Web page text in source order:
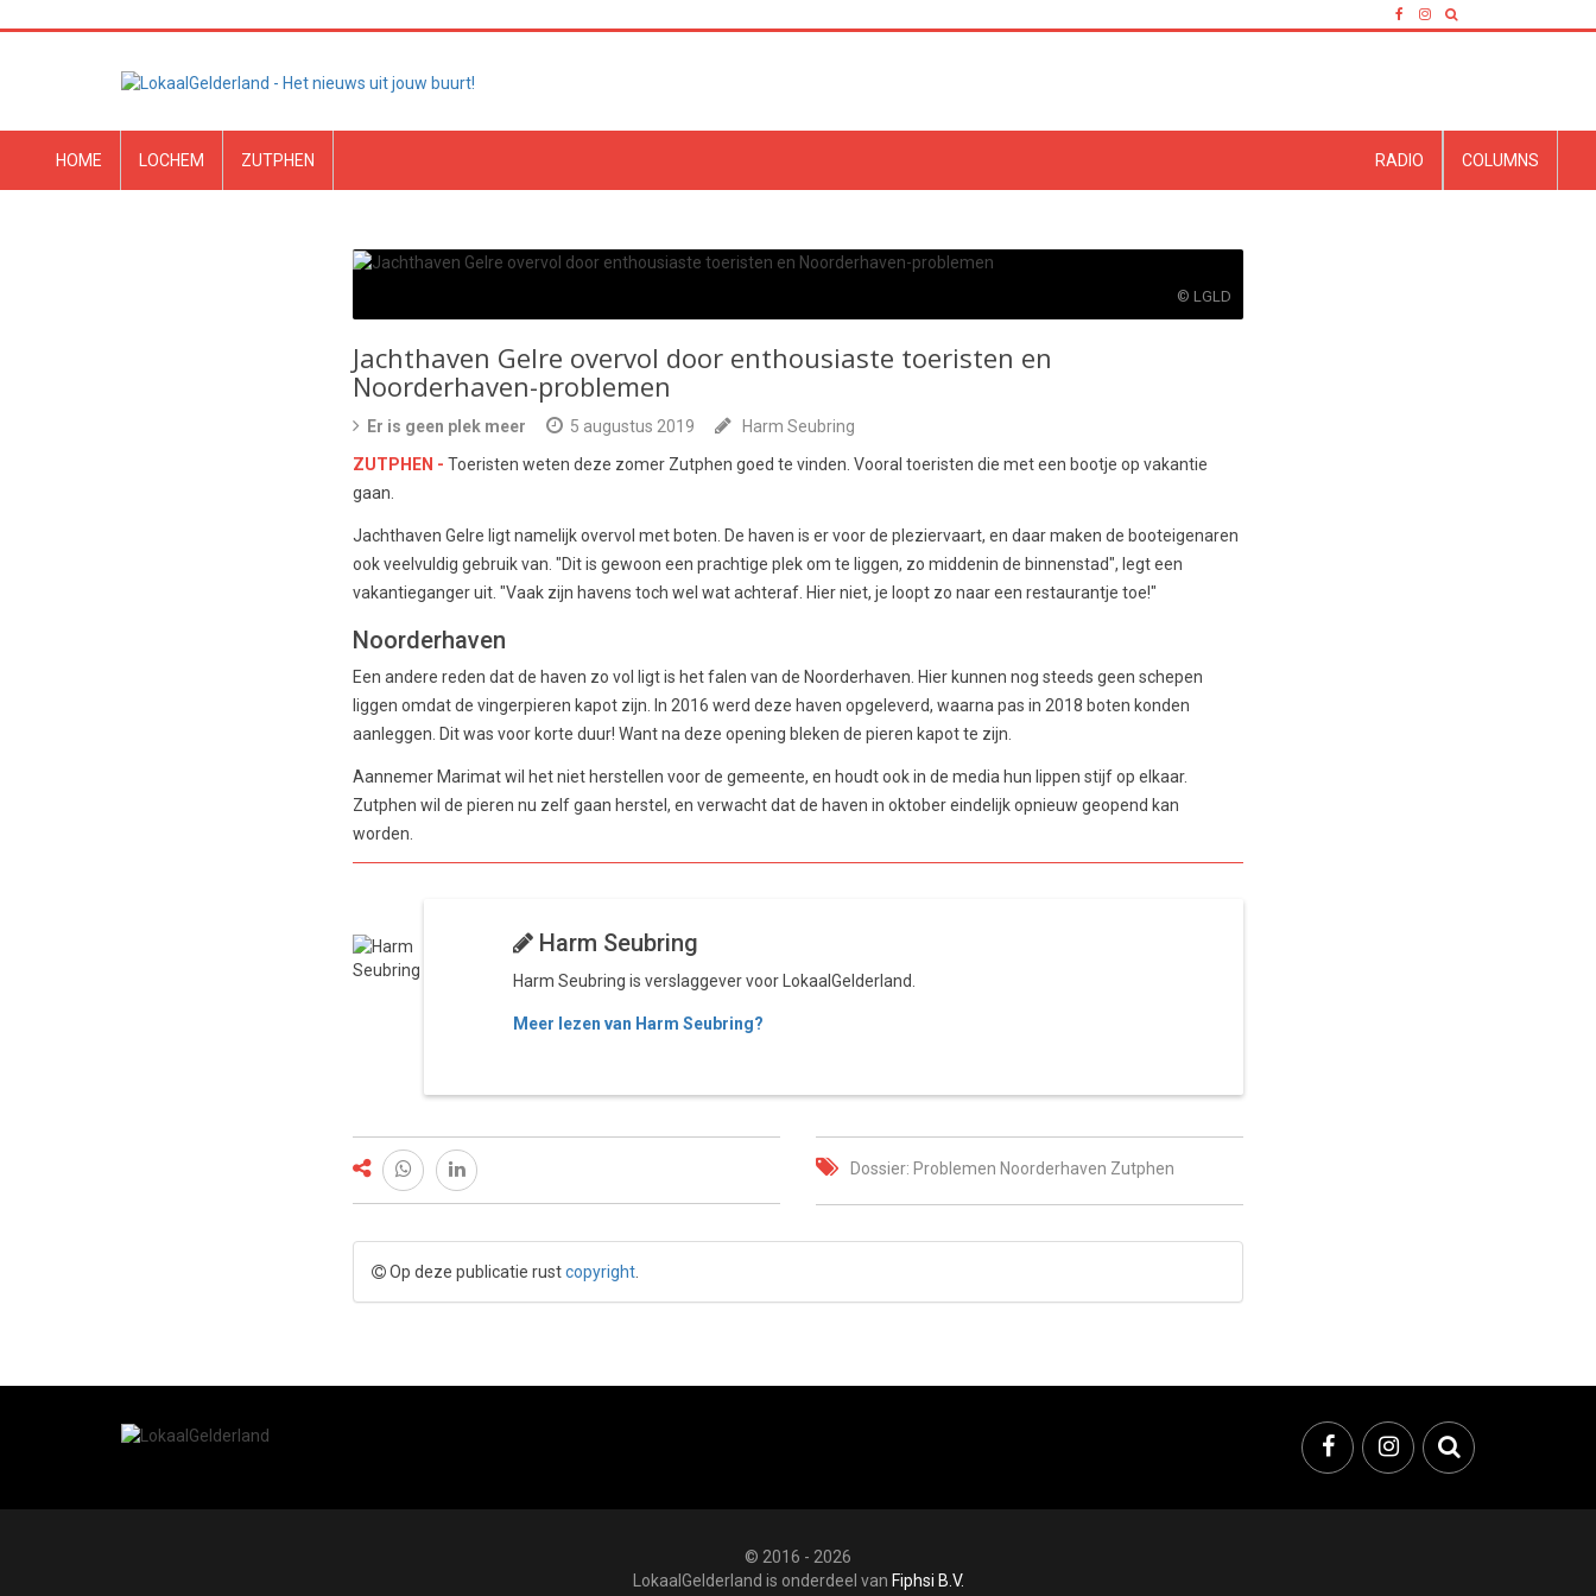
HOME LOCHEM ZUTPHEN COLUMNS
RADIO
© LGLD
Jachthaven Gelre overvol door enthousiaste toeristen en
Noorderhaven-problemen
Er is geen plek meer 5 augustus 2019
Harm Seubring
ZUTPHEN - Toeristen weten deze zomer Zutphen goed te vinden. Vooral toeristen die met een bootje op vakantie
gaan.
Jachthaven Gelre ligt namelijk overvol met boten. De haven is er voor de pleziervaart, en daar maken de booteigenaren
ook veelvuldig gebruik van. "Dit is gewoon een prachtige plek om te liggen, zo middenin de binnenstad", legt een
vakantieganger uit. "Vaak zijn havens toch wel wat achteraf. Hier niet, je loopt zo naar een restaurantje toe!"
Noorderhaven
Een andere reden dat de haven zo vol ligt is het falen van de Noorderhaven. Hier kunnen nog steeds geen schepen
liggen omdat de vingerpieren kapot zijn. In 2016 werd deze haven opgeleverd, waarna pas in 2018 boten konden
aanleggen. Dit was voor korte duur! Want na deze opening bleken de pieren kapot te zijn.
Aannemer Marimat wil het niet herstellen voor de gemeente, en houdt ook in de media hun lippen stijf op elkaar.
Zutphen wil de pieren nu zelf gaan herstel, en verwacht dat de haven in oktober eindelijk opnieuw geopend kan
worden.
Harm Seubring
Harm Seubring is verslaggever voor LokaalGelderland.
Meer lezen van Harm Seubring?
Dossier: Problemen Noorderhaven Zutphen
Op deze publicatie rustcopyright.
© 2016 - 2026
LokaalGelderland is onderdeel van Fiphsi B.V.